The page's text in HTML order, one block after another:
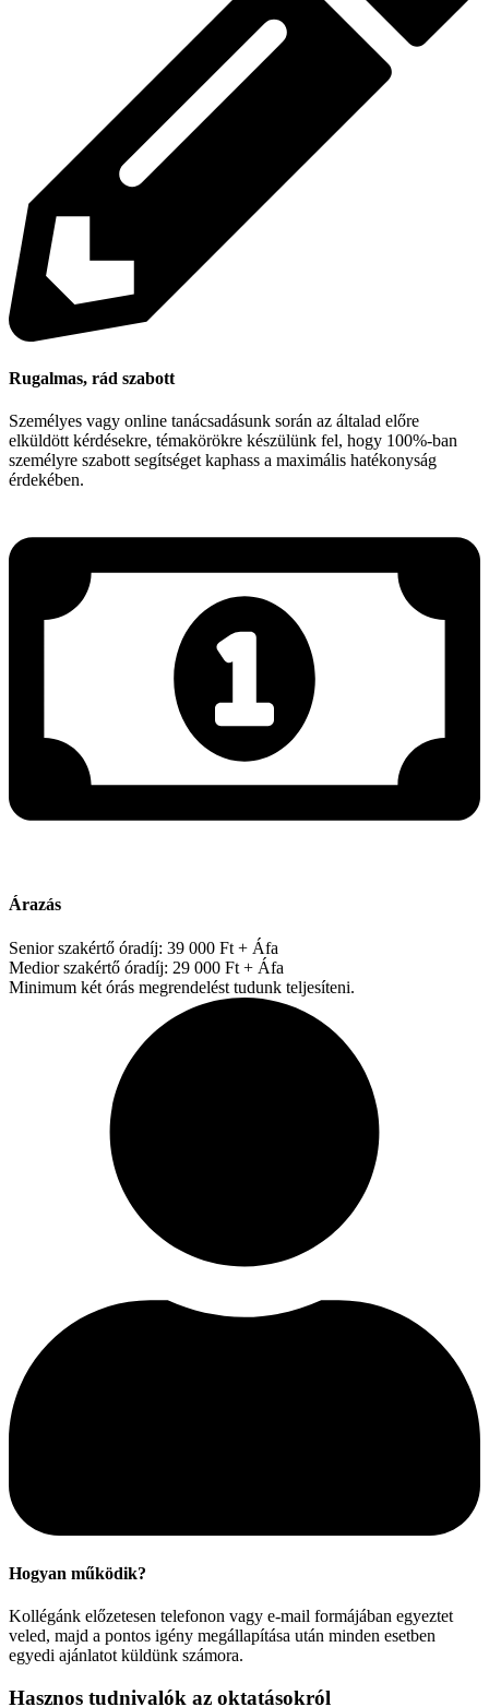
Rugalmas, rád szabott
Személyes vagy online tanácsadásunk során az általad előre
elküldött kérdésekre, témakörökre készülünk fel, hogy 100%-ban
személyre szabott segítséget kaphass a maximális hatékonyság
érdekében.
Árazás
Senior szakértő óradíj: 39 000 Ft + Áfa
Medior szakértő óradíj: 29 000 Ft + Áfa
Minimum két órás megrendelést tudunk teljesíteni.
Hogyan működik?
Kollégánk előzetesen telefonon vagy e-mail formájában egyeztet
veled, majd a pontos igény megállapítása után minden esetben
egyedi ajánlatot küldünk számora.
Hasznos tudnivalók az oktatásokról